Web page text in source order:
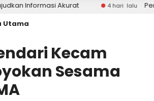
Akurat 4 hari lalu
Pertamina
Utama
Kecam
Sesama